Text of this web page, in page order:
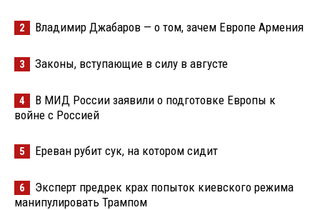
2 Владимир Джабаров — о том, зачем Европе Армения
3 Законы, вступающие в силу в августе
4
В МИД России заявили о подготовке Европы к
войне с Россией
5 Ереван рубит сук, на котором сидит
6
Эксперт предрек крах попыток киевского режима
манипулировать Трампом